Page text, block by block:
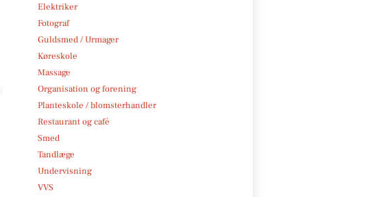
Elektriker
Fotograf
Guldsmed / Urmager
Køreskole
Massage
Organisation og forening
Planteskole / blomsterhandler
Restaurant og café
Smed
Tandlæge
Undervisning
VVS